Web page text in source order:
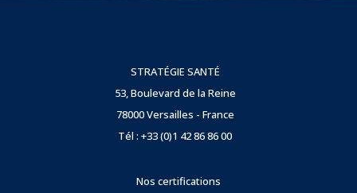
STRATÉGIE SANTÉ
53, Boulevard de la Reine
78000 Versailles - France
Tél : +33 (0)1 42 86 86 00
Nos certifications